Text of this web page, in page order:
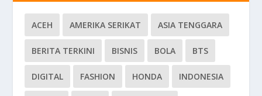
ACEH AMERIKA SERIKAT ASIA TENGGARA
BERITA TERKINI BISNIS BOLA BTS
DIGITAL FASHION HONDA INDONESIA